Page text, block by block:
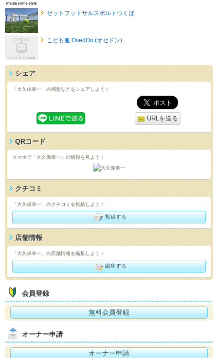
ゼットフットサルスポルトつくば
こども服 OsedOn (オセドン)
シェア
「大久保幸一」の感想などをシェアしよう！
URLを送る
QRコード
スマホで「大久保幸一」の情報を見よう！
クチコミ
「大久保幸一」のクチコミを投稿しよう！
投稿する
店舗情報
「大久保幸一」の店舗情報を編集しよう！
編集する
会員登録
無料会員登録
オーナー申請
オーナー申請